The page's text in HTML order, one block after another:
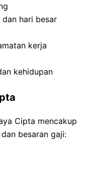
hari besar
kerja
kehidupan
Cipta mencakup
besaran gaji: